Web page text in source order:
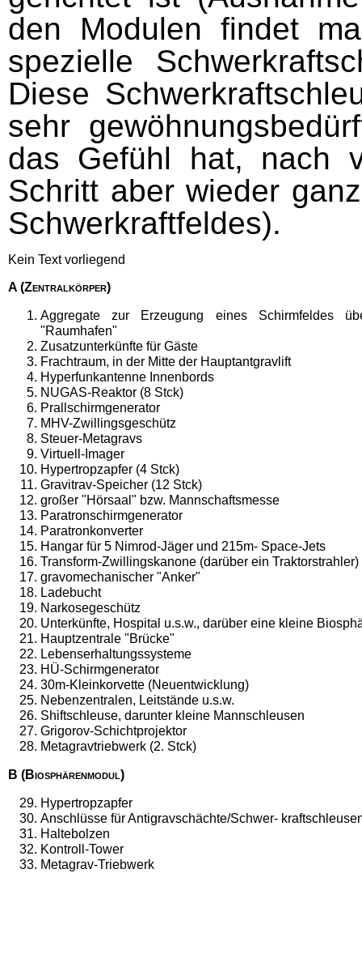
den Modulen findet
spezielle
Diese
sehr
das Gefühl hat, nach
Schritt aber wieder
Schwerkraftfeldes).
Kein Text vorliegend
A (Zentralkörper)
Aggregate zur Erzeugung eines Schirmfeldes
"Raumhafen"
Zusatzunterkünfte für Gäste
Frachtraum, in der Mitte der Hauptantgravlift
Hyperfunkantenne Innenbords
NUGAS-Reaktor (8 Stck)
Prallschirmgenerator
MHV-Zwillingsgeschütz
Steuer-Metagravs
Virtuell-Imager
Hypertropzapfer (4 Stck)
Gravitrav-Speicher (12 Stck)
großer "Hörsaal" bzw. Mannschaftsmesse
Paratronschirmgenerator
Paratronkonverter
Hangar für 5 Nimrod-Jäger und 215m- Space-Jets
Transform-Zwillingskanone (darüber ein Traktorstrahler)
gravomechanischer "Anker"
Ladebucht
Narkosegeschütz
Unterkünfte, Hospital u.s.w., darüber eine kleine
Hauptzentrale "Brücke"
Lebenserhaltungssysteme
HÜ-Schirmgenerator
30m-Kleinkorvette (Neuentwicklung)
Nebenzentralen, Leitstände u.s.w.
Shiftschleuse, darunter kleine Mannschleusen
Grigorov-Schichtprojektor
Metagravtriebwerk (2. Stck)
B (Biosphärenmodul)
Hypertropzapfer
Anschlüsse für Antigravschächte/Schwer-
Haltebolzen
Kontroll-Tower
Metagrav-Triebwerk